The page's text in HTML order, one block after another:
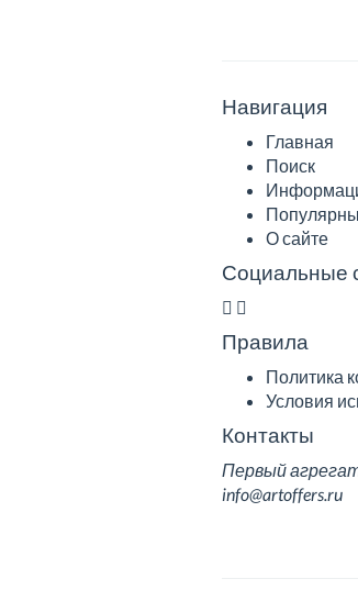
Навигация
Главная
Поиск
О сайте
Социальные
Правила
Политика
Условия
Контакты
Первый
info@artoffers.ru